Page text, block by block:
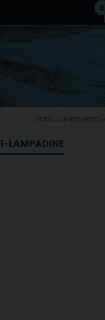
0
HOME ARREDI MEDICI
LAMPADINE